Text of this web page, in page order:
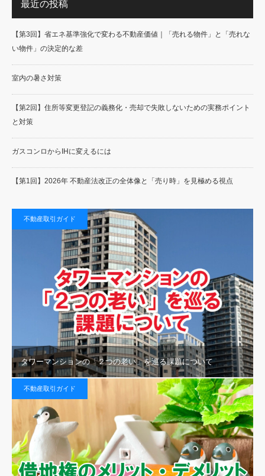
最近の投稿
【第3回】省エネ基準強化で変わる不動産価値｜「売れる物件」と「売れな
い物件」の決定的な差
室内の暑さ対策
【第2回】住所等変更登記の義務化・売却で失敗しないための実務ポイント
と対策
ガスコンロからIHに変えるには
【第1回】2026年 不動産法改正の全体像と「売り時」を見極める視点
不動産取引ガイド
タワーマンションの「２つの老い」を巡る課題について
不動産取引ガイド